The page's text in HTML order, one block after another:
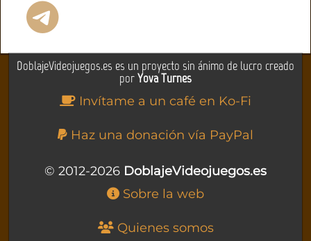
DoblajeVideojuegos.es es un proyecto sin ánimo de lucro creado
porYova Turnes
Invítame a un café en Ko-Fi
Haz una donación vía PayPal
© 2012-2026 DoblajeVideojuegos.es
Sobre la web
Quienes somos